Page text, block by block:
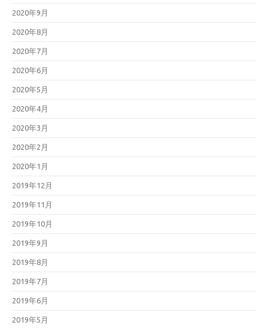
2020年9月
2020年8月
2020年7月
2020年6月
2020年5月
2020年4月
2020年3月
2020年2月
2020年1月
2019年12月
2019年11月
2019年10月
2019年9月
2019年8月
2019年7月
2019年6月
2019年5月